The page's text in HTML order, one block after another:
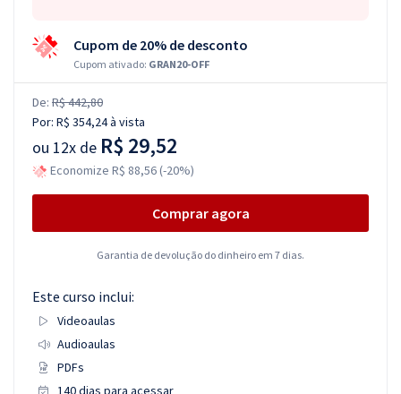
Cupom de 20% de desconto
Cupom ativado: GRAN20-OFF
De: R$ 442,80
Por: R$ 354,24à vista
ou 12x de R$ 29,52
Economize R$ 88,56 (-20%)
Comprar agora
Garantia de devolução do dinheiro em 7 dias.
Este curso inclui:
Videoaulas
Audioaulas
PDFs
140 dias para acessar